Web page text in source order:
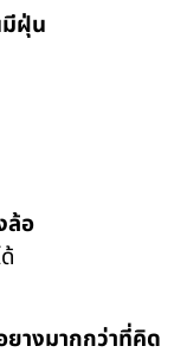
ฝุ่น
ล้อ
างมากกว่าที่คิด